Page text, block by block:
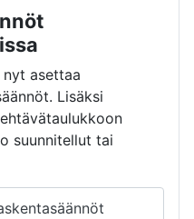
asettaa
Lisäksi
suunnitellut tai